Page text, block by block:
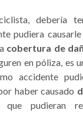
debería
pudiera
cobertura de
en póliza, es
accidente
haber causado
que pudieran